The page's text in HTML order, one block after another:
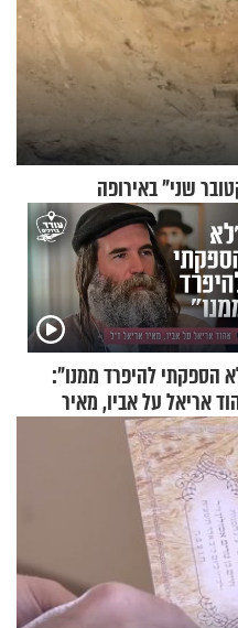
הספקתי להיפרד ממנו":
אריאל על אביו, מאיר
ז"ל